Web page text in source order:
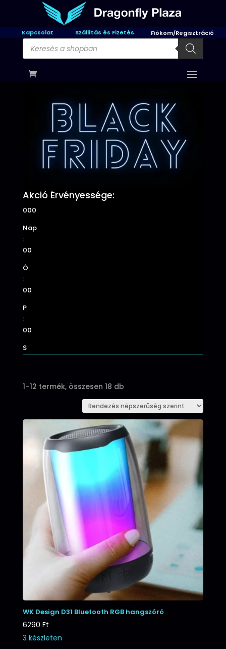
Kapcsolat Szállítás és Fizetés Fiókom/Regisztráció
Products
search
Akció Érvényessége:
000
Nap
:
00
Ó
:
00
P
:
00
S
1–12 termék, összesen 18 dbSorted
by
popularity
WK Design D31 Bluetooth RGB hangszóró
6290 Ft
3 készleten